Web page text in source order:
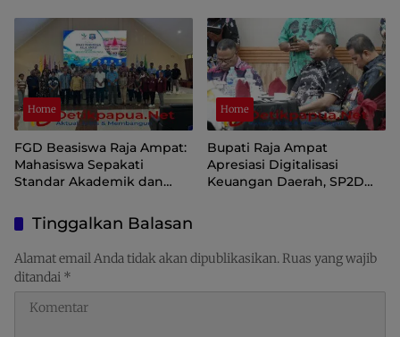
Kembali ke Kebun
Home
FGD Beasiswa Raja Ampat:
Mahasiswa Sepakati
Standar Akademik dan
Home
Bupati Raja Ampat
Apresiasi Digitalisasi
Keuangan Daerah, SP2D
Tinggalkan Balasan
Alamat email Anda tidak akan dipublikasikan.Ruas yang wajib
ditandai *